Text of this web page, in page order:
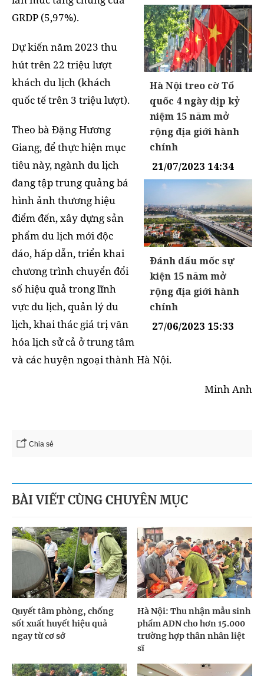
Hà Nội treo cờ Tổ
quốc 4 ngày dịp kỷ
niệm 15 năm mở
rộng địa giới hành
chính
21/07/2023 14:34
Đánh dấu mốc sự
kiện 15 năm mở
rộng địa giới hành
chính
27/06/2023 15:33
GRDP (5,97%).
Dự kiến năm 2023 thu
hút trên 22 triệu lượt
khách du lịch (khách
quốc tế trên 3 triệu lượt).
Theo bà Đặng Hương
Giang, để thực hiện mục
tiêu này, ngành du lịch
đang tập trung quảng bá
hình ảnh thương hiệu
điểm đến, xây dựng sản
phẩm du lịch mới độc
đáo, hấp dẫn, triển khai
chương trình chuyển đổi
số hiệu quả trong lĩnh
vực du lịch, quản lý du
lịch, khai thác giá trị văn
hóa lịch sử cả ở trung tâm
và các huyện ngoại thành Hà Nội.
Minh Anh
Chia sẻ
BÀI VIẾT CÙNG CHUYÊN MỤC
Quyết tâm phòng, chống
sốt xuất huyết hiệu quả
ngay từ cơ sở
Hà Nội: Thu nhận mẫu sinh
phẩm ADN cho hơn 15.000
trường hợp thân nhân liệt
sĩ